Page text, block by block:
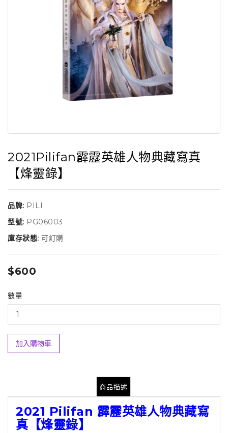
2021Pilifan霹靂英雄人物典藏寫真
【烽靈錄】
品牌: PILI
型號: PG06003
庫存狀態: 可訂購
$600
數量
加入購物車
商品描述
2021 Pilifan 霹靂英雄人物典藏寫
真【烽靈錄】